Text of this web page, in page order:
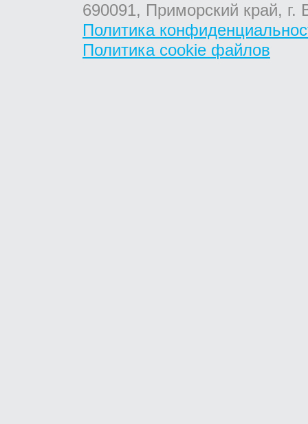
690091, Приморский край,
Политика
Политика cookie файлов